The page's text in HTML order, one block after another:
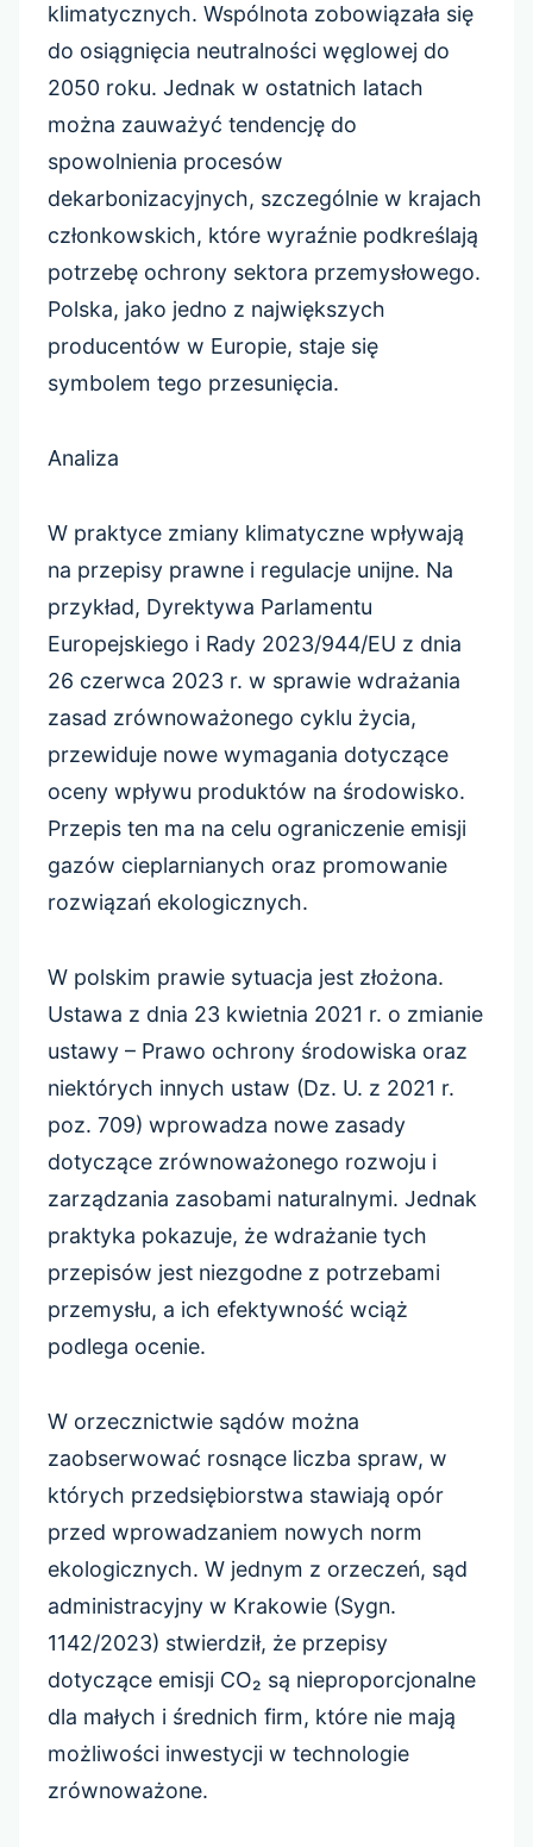
klimatycznych. Wspólnota zobowiązała się
do osiągnięcia neutralności węglowej do
2050 roku. Jednak w ostatnich latach
można zauważyć tendencję do
spowolnienia procesów
dekarbonizacyjnych, szczególnie w krajach
członkowskich, które wyraźnie podkreślają
potrzebę ochrony sektora przemysłowego.
Polska, jako jedno z największych
producentów w Europie, staje się
symbolem tego przesunięcia.
Analiza
W praktyce zmiany klimatyczne wpływają
na przepisy prawne i regulacje unijne. Na
przykład, Dyrektywa Parlamentu
Europejskiego i Rady 2023/944/EU z dnia
26 czerwca 2023 r. w sprawie wdrażania
zasad zrównoważonego cyklu życia,
przewiduje nowe wymagania dotyczące
oceny wpływu produktów na środowisko.
Przepis ten ma na celu ograniczenie emisji
gazów cieplarnianych oraz promowanie
rozwiązań ekologicznych.
W polskim prawie sytuacja jest złożona.
Ustawa z dnia 23 kwietnia 2021 r. o zmianie
ustawy – Prawo ochrony środowiska oraz
niektórych innych ustaw (Dz. U. z 2021 r.
poz. 709) wprowadza nowe zasady
dotyczące zrównoważonego rozwoju i
zarządzania zasobami naturalnymi. Jednak
praktyka pokazuje, że wdrażanie tych
przepisów jest niezgodne z potrzebami
przemysłu, a ich efektywność wciąż
podlega ocenie.
W orzecznictwie sądów można
zaobserwować rosnące liczba spraw, w
których przedsiębiorstwa stawiają opór
przed wprowadzaniem nowych norm
ekologicznych. W jednym z orzeczeń, sąd
administracyjny w Krakowie (Sygn.
1142/2023) stwierdził, że przepisy
dotyczące emisji CO₂ są nieproporcjonalne
dla małych i średnich firm, które nie mają
możliwości inwestycji w technologie
zrównoważone.